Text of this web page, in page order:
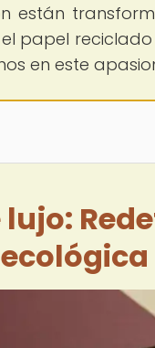
están
papel
en este